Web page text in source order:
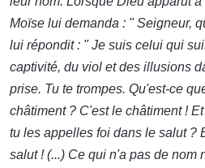
Moïse lui demanda : " Seigneur,
lui répondit : " Je suis celui qui
captivité, du viol et des illusions
prise. Tu te trompes. Qu'est-ce
châtiment ? C'est le châtiment !
tu les appelles foi dans le salut ?
salut ! (...) Ce qui n'a pas de nom